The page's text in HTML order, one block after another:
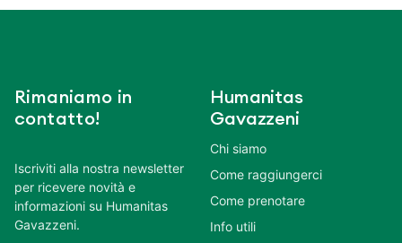
Rimaniamo in
contatto!
Iscriviti alla nostra newsletter
per ricevere novità e
informazioni su Humanitas
Gavazzeni.
Humanitas
Gavazzeni
Chi siamo
Come raggiungerci
Come prenotare
Info utili